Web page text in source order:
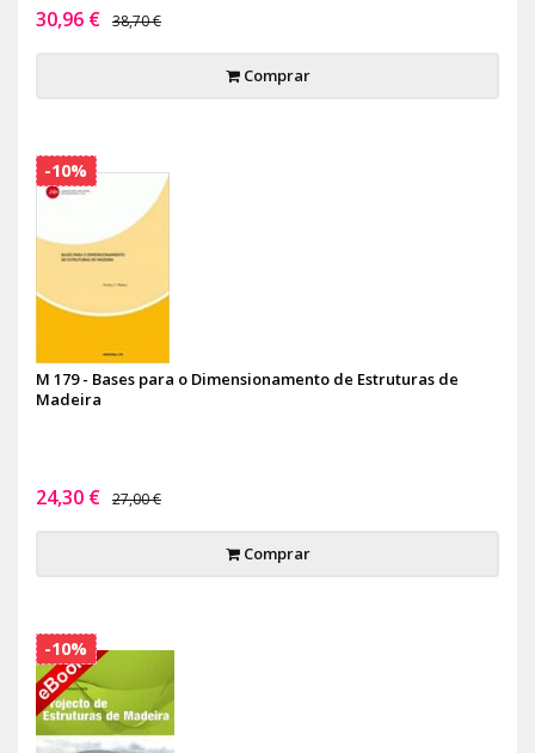
30,96 € 38,70 €
Comprar
M 179 - Bases para o Dimensionamento de Estruturas de
Madeira
24,30 € 27,00 €
Comprar
-10%
-10%